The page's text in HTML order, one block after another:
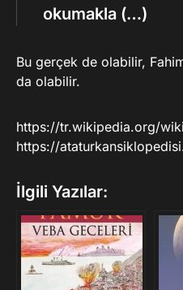
okumakla (…)
Bu gerçek de olabilir,
da olabilir.
https://tr.wikipedia.org/
https://
İlgili Yazılar: